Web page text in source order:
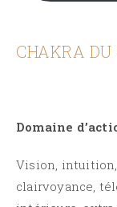
CHAKRA DU
Domaine
Vision,
clairvoyance,